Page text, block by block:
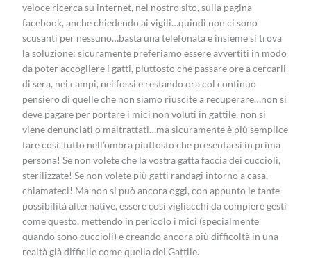
veloce ricerca su internet, nel nostro sito, sulla pagina
facebook, anche chiedendo ai vigili…quindi non ci sono
scusanti per nessuno…basta una telefonata e insieme si trova
la soluzione: sicuramente preferiamo essere avvertiti in modo
da poter accogliere i gatti, piuttosto che passare ore a cercarli
di sera, nei campi, nei fossi e restando ora col continuo
pensiero di quelle che non siamo riuscite a recuperare…non si
deve pagare per portare i mici non voluti in gattile, non si
viene denunciati o maltrattati…ma sicuramente è più semplice
fare così, tutto nell’ombra piuttosto che presentarsi in prima
persona! Se non volete che la vostra gatta faccia dei cuccioli,
sterilizzate! Se non volete più gatti randagi intorno a casa,
chiamateci! Ma non si può ancora oggi, con appunto le tante
possibilità alternative, essere così vigliacchi da compiere gesti
come questo, mettendo in pericolo i mici (specialmente
quando sono cuccioli) e creando ancora più difficoltà in una
realtà già difficile come quella del Gattile.